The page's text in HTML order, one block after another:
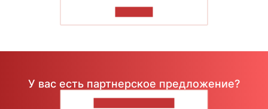
У вас есть партнерское предложение?